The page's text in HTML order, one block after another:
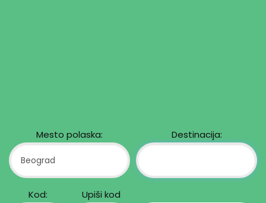
Mesto polaska: Destinacija:
Kod: Upiši kod